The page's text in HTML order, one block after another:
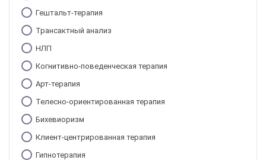
Гештальт-терапия
Трансактный анализ
НЛП
Когнитивно-поведенческая терапия
Арт-терапия
Телесно-ориентированная терапия
Бихевиоризм
Клиент-центрированная терапия
Гипнотерапия